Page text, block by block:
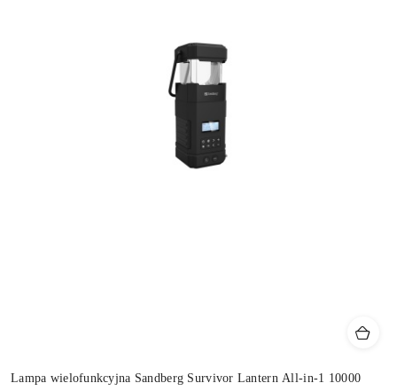
Lampa wielofunkcyjna Sandberg Survivor Lantern All-in-1 10000